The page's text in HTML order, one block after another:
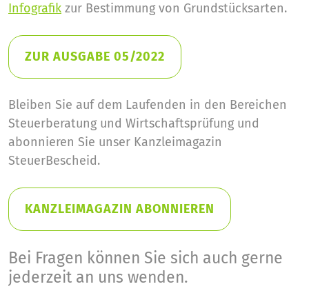
Infografik zur Bestimmung von Grundstücksarten.
ZUR AUSGABE 05/2022
Bleiben Sie auf dem Laufenden in den Bereichen
Steuerberatung und Wirtschaftsprüfung und
abonnieren Sie unser Kanzleimagazin
SteuerBescheid.
KANZLEIMAGAZIN ABONNIEREN
Bei Fragen können Sie sich auch gerne
jederzeit an uns wenden.